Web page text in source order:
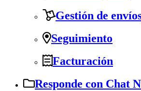
Gestión de
Seguimiento
Facturación
Responde con Chat